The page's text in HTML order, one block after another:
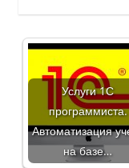
Услуги 1С
программиста.
Автоматизация
на базе…